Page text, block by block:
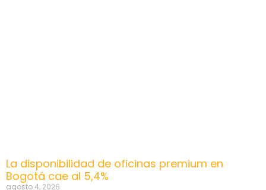
La disponibilidad de oficinas premium en
Bogotá cae al 5,4%
agosto 4, 2026